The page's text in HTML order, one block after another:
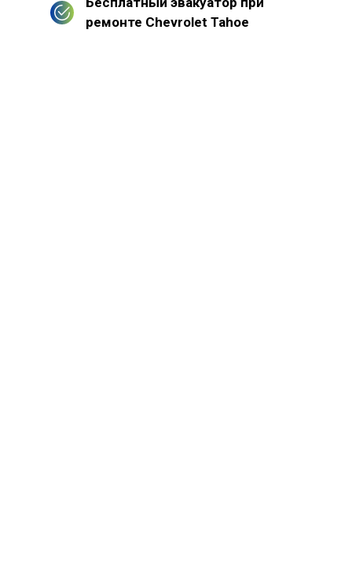
ремонте Chevrolet Tahoe